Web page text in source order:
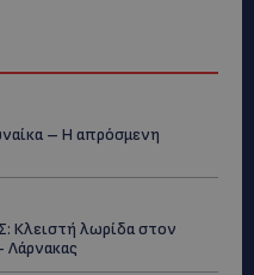
– Η απρόσμενη
Κλειστή λωρίδα στον